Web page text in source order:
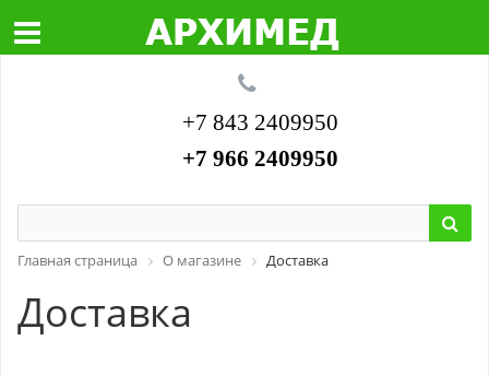
+7 843 2409950
+7 966 2409950
Главная страница О магазине Доставка
Доставка